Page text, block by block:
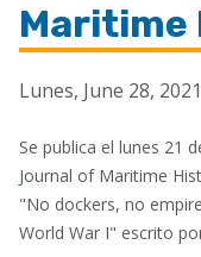
Maritime
Lunes, June 28,
Se publica el lunes 21
Journal of Maritime
"No dockers, no
World War I" escrito